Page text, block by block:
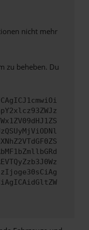
nicht mehr
zu beheben. Du